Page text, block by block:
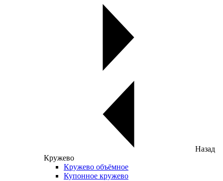
Назад
Кружево
Кружево объёмное
Купонное кружево